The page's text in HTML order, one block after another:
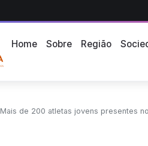
Home Sobre Região
Mais de 200 atletas jovens presentes